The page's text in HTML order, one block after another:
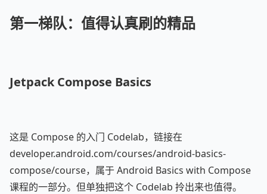
第一梯队：值得认真刷的精品
Jetpack Compose Basics
这是 Compose 的入门 Codelab，链接在
developer.android.com/courses/android-basics-
compose/course，属于 Android Basics with Compose
课程的一部分。但单独把这个 Codelab 拎出来也值得。